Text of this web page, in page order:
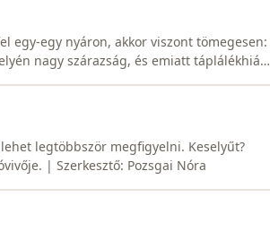
egy-egy nyáron, akkor viszont tömegesen:
nagy szárazság, és emiatt táplálékhiány
legtöbbször megfigyelni. Keselyűt?
| Szerkesztő: Pozsgai Nóra